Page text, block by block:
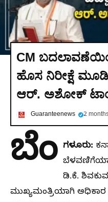
CM
ಹೊಸ ನಿರೀಕ್ಷೆ
ಆರ್. ಅಶೋಕ್
Guaranteenews 2
ಬೆಂ ಗಳೂರು:
ಡಿ.ಕೆ.
ಮುಖ್ಯಮಂತ್ರಿಯಾಗಿ ಅಧಿಕಾರ